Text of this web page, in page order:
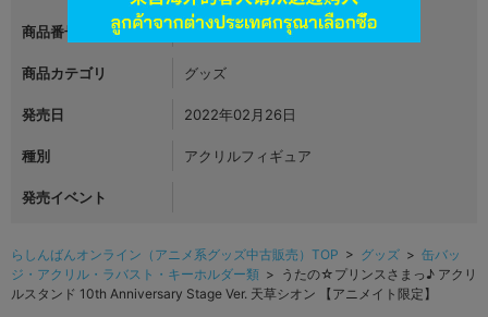
商品番号 L04391564
商品カテゴリ グッズ
発売日 2022年02月26日
種別 アクリルフィギュア
発売イベント
らしんばんオンライン（アニメ系グッズ中古販売）TOP > グッズ > 缶バッ
ジ・アクリル・ラバスト・キーホルダー類 > うたの☆プリンスさまっ♪ アクリ
ルスタンド 10th Anniversary Stage Ver. 天草シオン 【アニメイト限定】